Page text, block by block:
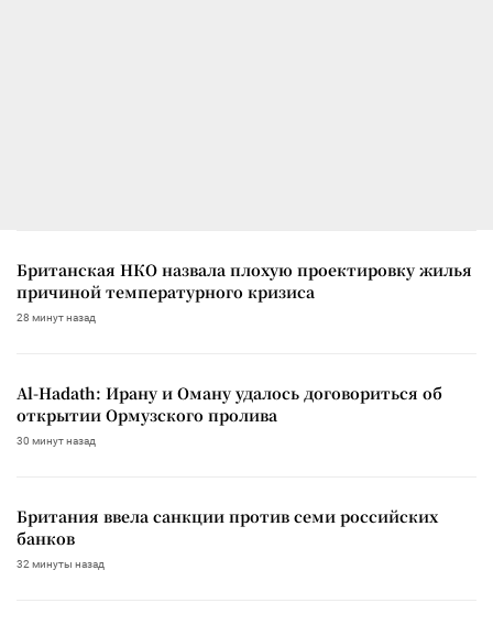
Британская НКО назвала плохую проектировку жилья
причиной температурного кризиса
28 минут назад
Al-Hadath: Ирану и Оману удалось договориться об
открытии Ормузского пролива
30 минут назад
Британия ввела санкции против семи российских
банков
32 минуты назад